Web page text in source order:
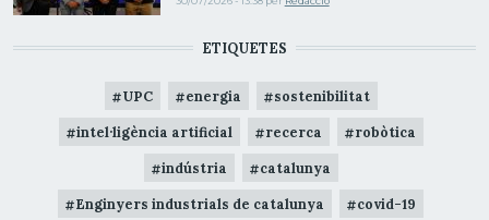
ETIQUETES
UPC energia sostenibilitat
intel·ligència artificial recerca robòtica
indústria catalunya
Enginyers industrials de catalunya covid-19